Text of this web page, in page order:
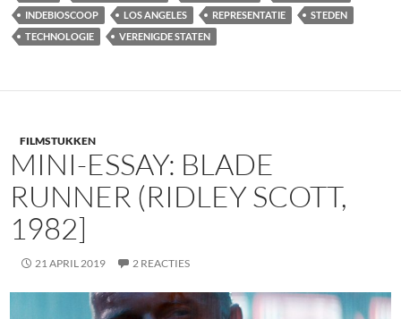
INDEBIOSCOOP
LOS ANGELES REPRESENTATIE
STEDEN
TECHNOLOGIE
VERENIGDE STATEN
FILMSTUKKEN
MINI-ESSAY: BLADE
RUNNER (RIDLEY SCOTT,
1982]
21 APRIL 2019 2 REACTIES